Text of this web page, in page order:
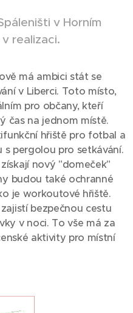
v Horním
realizaci.
má ambici stát se
v Liberci. Toto místo,
pro občany, kteří
čas na jednom místě.
hřiště pro fotbal a
pergolou pro setkávání.
nový "domeček"
budou také ochranné
je workoutové hřiště.
bezpečnou cestu
v noci. To vše má za
aktivity pro místní